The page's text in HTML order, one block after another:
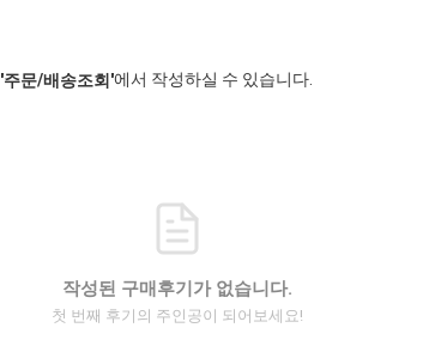
'주문/배송조회'에서 작성하실 수 있습니다.
작성된 구매후기가 없습니다.
첫 번째 후기의 주인공이 되어보세요!